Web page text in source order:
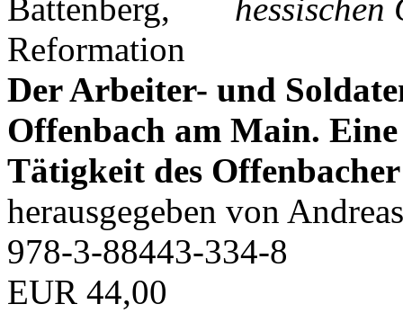
hessischen
Der Arbeiter- und
Offenbach am Main.
Tätigkeit des
herausgegeben von
978-3-88443-334-8
EUR 44,00